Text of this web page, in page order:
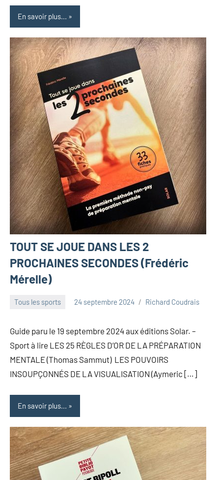
En savoir plus...
TOUT SE JOUE DANS LES 2
PROCHAINES SECONDES (Frédéric
Mérelle)
Tous les sports 24 septembre 2024 Richard Coudrais
Guide paru le 19 septembre 2024 aux éditions Solar. –
Sport à lire LES 25 RÈGLES D’OR DE LA PRÉPARATION
MENTALE (Thomas Sammut) LES POUVOIRS
INSOUPÇONNÉS DE LA VISUALISATION (Aymeric […]
En savoir plus...